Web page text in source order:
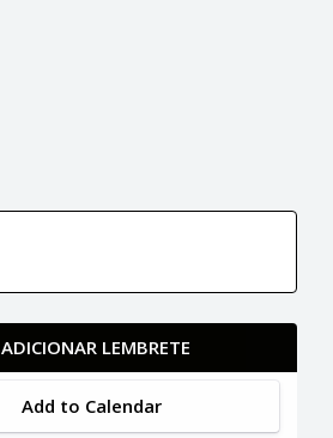
ADICIONAR LEMBRETE
Add to Calendar